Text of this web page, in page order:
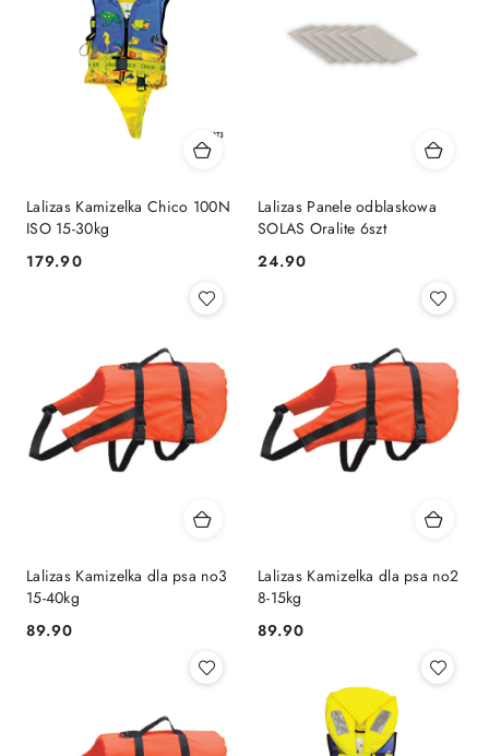
Lalizas Kamizelka Chico 100N
ISO 15-30kg
Cena:
179.90
Lalizas Panele odblaskowa
SOLAS Oralite 6szt
Cena:
24.90
Lalizas Kamizelka dla psa no3
15-40kg
Cena:
89.90
Lalizas Kamizelka dla psa no2
8-15kg
Cena:
89.90